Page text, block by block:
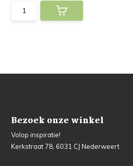
Bezoek onze winkel
Volop inspiratie!
Kerkstraat 78, 6031 CJ Nederweert